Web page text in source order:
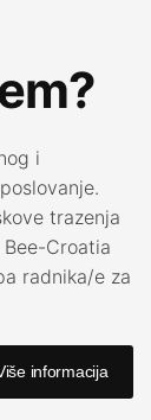
i
trazenja
Bee-Croatia
radnika/e za
informacija